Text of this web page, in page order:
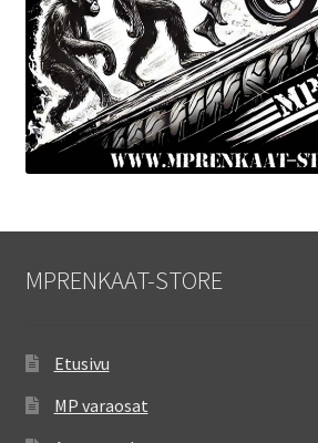
MPRENKAAT-STORE
Etusivu
MP varaosat